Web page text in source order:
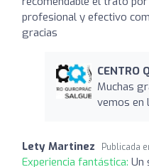
profesional y efectivo
gracias
CENTRO
Muchas
vemos en
Lety Martinez Publicada
Experiencia fantástica: Un